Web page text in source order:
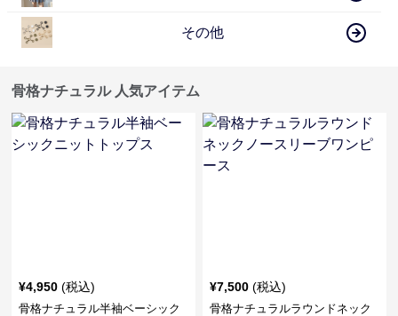
その他
骨格ナチュラル 人気アイテム
¥4,950 (税込)
骨格ナチュラル半袖ベーシック
¥7,500 (税込)
骨格ナチュラルラウンドネック